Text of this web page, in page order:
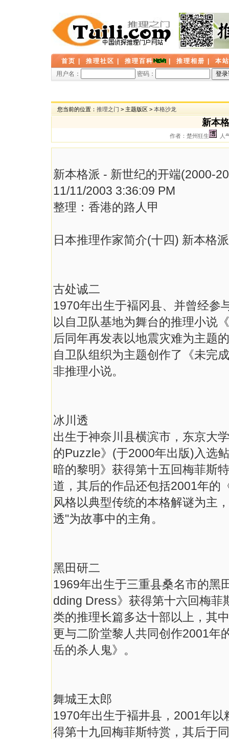
首页 推理社区 推理百科 推理相册
本
用户名：
密码：
您当前的位置： 推理之门 > 主题版区 > 本格沙龙
新本
作者：楚州狂生 人
新本格派 - 新世纪的开端(2000-
11/11/2003 3:36:09 PM
整理：香港的路人甲
日本推理作家简介(十四) 新本格
古处诚二
1970年出生于褔冈县、并曾经参
以自卫队基地为舞台的推理小说
后同年再发表以地震灾难为主题
自卫队组织为主题创作了《未完
非推理小说。
冰川透
出生于神奈川县横滨市，东京大
的Puzzle》(于2000年出版)入选
暗的黎明》获得第十五回梅菲斯
道，其后的作品还包括2001年的
风格以典型传统的本格解谜为主
透"为故事中的主角。
黑田研二
1969年出生于三重县桑名市的黑
dding Dress》获得第十六回梅菲
类的推理长篇多达十部以上，其
更与二阶堂黎人共同创作2001年
岳的杀人鬼》。
舞城王太郎
1970年出生于褔井县，2001年
得第十九回梅菲斯特赏，其后于